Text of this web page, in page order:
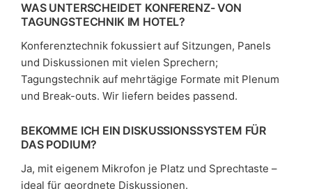
WAS UNTERSCHEIDET KONFERENZ- VON
TAGUNGSTECHNIK IM HOTEL?
Konferenztechnik fokussiert auf Sitzungen, Panels
und Diskussionen mit vielen Sprechern;
Tagungstechnik auf mehrtägige Formate mit Plenum
und Break-outs. Wir liefern beides passend.
BEKOMME ICH EIN DISKUSSIONSSYSTEM FÜR
DAS PODIUM?
Ja, mit eigenem Mikrofon je Platz und Sprechtaste –
ideal für geordnete Diskussionen.